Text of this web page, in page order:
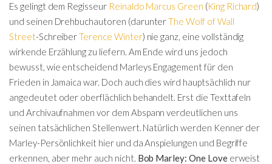
Es gelingt dem Regisseur Reinaldo Marcus Green (King Richard)
und seinen Drehbuchautoren (darunterThe Wolf of Wall
Street-SchreiberTerence Winter) nie ganz, eine vollständig
wirkende Erzählung zu liefern. Am Ende wird uns jedoch
bewusst, wie entscheidend Marleys Engagement für den
Frieden in Jamaica war. Doch auch dies wird hauptsächlich nur
angedeutet oder oberflächlich behandelt. Erst die Texttafeln
und Archivaufnahmen vor dem Abspann verdeutlichen uns
seinen tatsächlichen Stellenwert. Natürlich werden Kenner der
Marley-Persönlichkeit hier und da Anspielungen und Begriffe
erkennen, aber mehr auch nicht. Bob Marley: One Love erweist